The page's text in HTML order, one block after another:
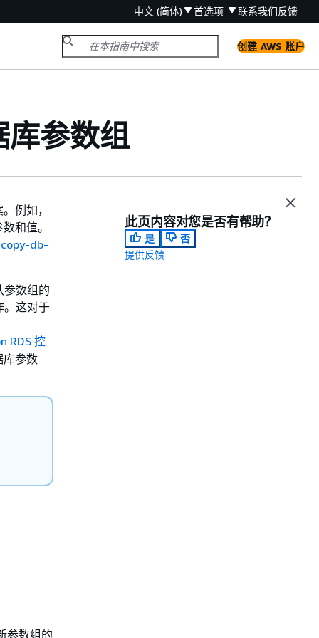
中文 (简体) 首选项 联系我们反馈
创建 AWS 账户
库参数组
例如，
和值。
copy-db-
参数组的
。这对于
RDS 控
库参数
参数组的
此页内容对您是否有帮助？
是
否
提供反馈